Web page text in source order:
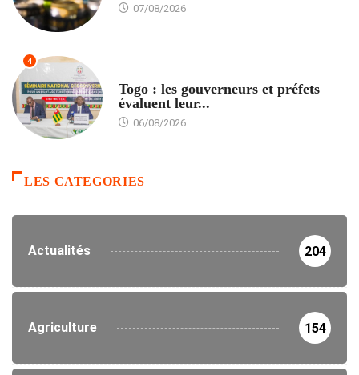
07/08/2026
4
Togo : les gouverneurs et préfets
évaluent leur...
06/08/2026
LES CATEGORIES
Actualités 204
Agriculture 154